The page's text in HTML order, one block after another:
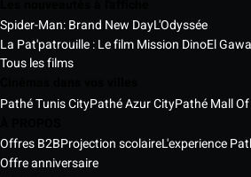
Spider-Man: Brand New DayL'Odyssée
La Pat'patrouille : Le film Mission Dino
Tous les films
Pathé Tunis CityPathé Azur CityPathé Mall
Offres B2BProjection scolaireL'experience
Offre anniversaire